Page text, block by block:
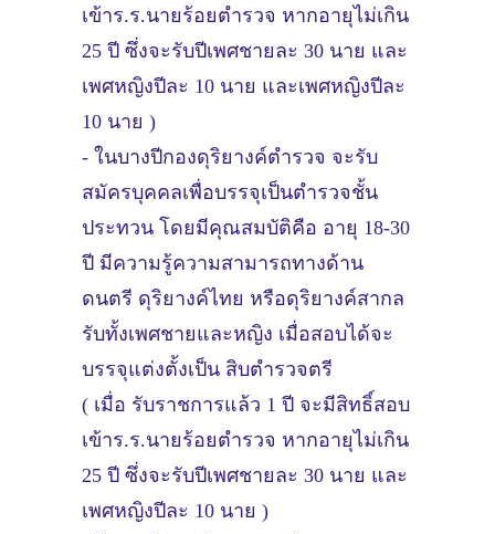
เข้าร.ร.นายร้อยตำรวจ หากอายุไม่เกิน
25 ปี ซึ่งจะรับปีเพศชายละ 30 นาย และ
เพศหญิงปีละ 10 นาย และเพศหญิงปีละ
10 นาย )
- ในบางปีกองดุริยางค์ตำรวจ จะรับ
สมัครบุคคลเพื่อบรรจุเป็นตำรวจชั้น
ประทวน โดยมีคุณสมบัติคือ อายุ 18-30
ปี มีความรู้ความสามารถทางด้าน
ดนตรี ดุริยางค์ไทย หรือดุริยางค์สากล
รับทั้งเพศชายและหญิง เมื่อสอบได้จะ
บรรจุแต่งตั้งเป็น สิบตำรวจตรี
( เมื่อ รับราชการแล้ว 1 ปี จะมีสิทธิ์สอบ
เข้าร.ร.นายร้อยตำรวจ หากอายุไม่เกิน
25 ปี ซึ่งจะรับปีเพศชายละ 30 นาย และ
เพศหญิงปีละ 10 นาย )